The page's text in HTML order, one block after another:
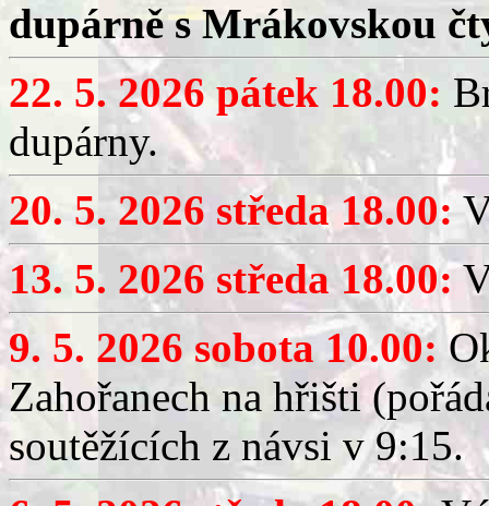
dupárně s Mrákovskou
22. 5. 2026 pátek 18.00:
dupárny.
20. 5. 2026 středa 18.00:
13. 5. 2026 středa 18.00:
9. 5. 2026 sobota 10.00:
Zahořanech na hřišti
soutěžících z návsi v 9:15.